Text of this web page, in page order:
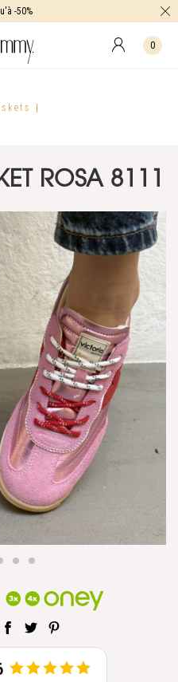
-50%
0
ROSA 8111